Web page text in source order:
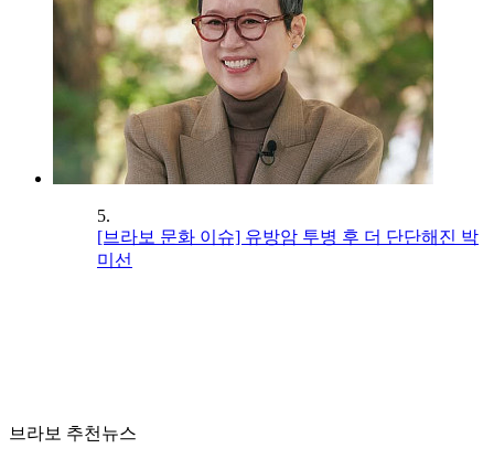
5.
[브라보 문화 이슈] 유방암 투병 후 더 단단해진 박
미선
브라보 추천뉴스